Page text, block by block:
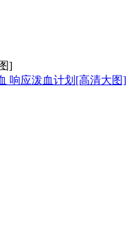
]
响应泼血计划[高清大图]